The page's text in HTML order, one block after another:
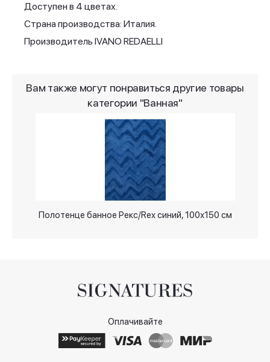
Доступен в 4 цветах.
Страна производства: Италия.
Производитель IVANO REDAELLI
Вам также могут понравиться другие товары
категории "Ванная"
Полотенце банное Рекс/Rex синий, 100х150 см
Оплачивайте